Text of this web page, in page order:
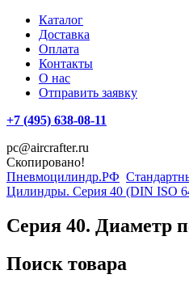
Каталог
Доставка
Оплата
Контакты
О нас
Отправить заявку
+7 (495) 638-08-11
pc@aircrafter.ru
Скопировано!
Пневмоцилиндр.РФ
Цилиндры. Серия 40 (DIN ISO
Серия 40. Диаметр
Поиск товара